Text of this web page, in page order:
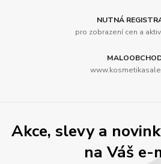
NUTNÁ
pro zobrazení cen a
Akce, slevy a
na Váš e-